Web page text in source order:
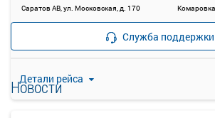
Саратов АВ, ул. Московская, д. 170
Детали рейса
— Служба поддержки
Новости